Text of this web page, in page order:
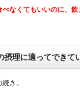
べなくてもいいのに、
摂理に適ってできて
き。